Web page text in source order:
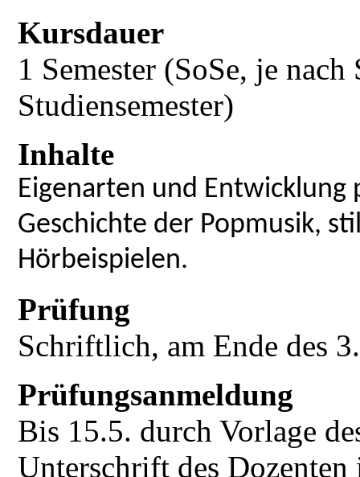
Kursdauer
1 Semester (SoSe, je
Studiensemester)
Inhalte
Eigenarten und
Geschichte der Popmusik,
Hörbeispielen.
Prüfung
Schriftlich, am Ende des
Prüfungsanmeldung
Bis 15.5. durch Vorlage
Unterschrift des